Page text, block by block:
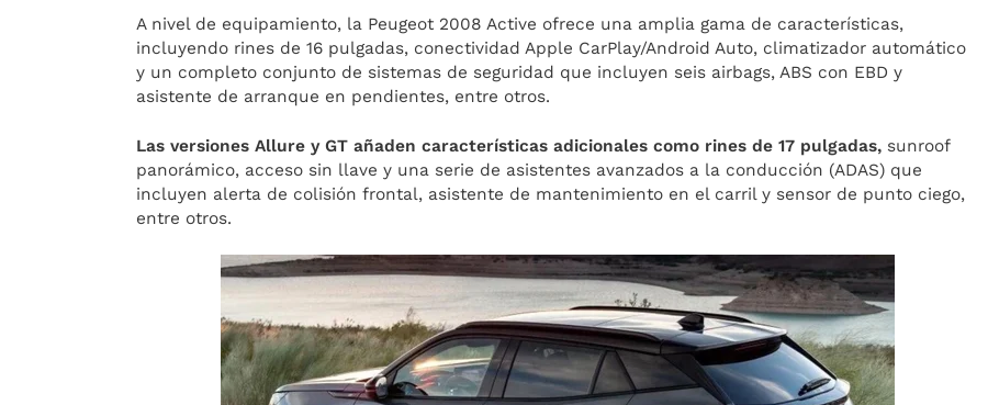
A nivel de equipamiento, la Peugeot 2008 Active ofrece una amplia gama de características,
incluyendo rines de 16 pulgadas, conectividad Apple CarPlay/Android Auto, climatizador automático
y un completo conjunto de sistemas de seguridad que incluyen seis airbags, ABS con EBD y
asistente de arranque en pendientes, entre otros.
Las versiones Allure y GT añaden características adicionales como rines de 17 pulgadas, sunroof
panorámico, acceso sin llave y una serie de asistentes avanzados a la conducción (ADAS) que
incluyen alerta de colisión frontal, asistente de mantenimiento en el carril y sensor de punto ciego,
entre otros.